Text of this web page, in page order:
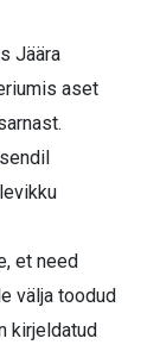
Jäära
aset
et need
välja toodud
kirjeldatud